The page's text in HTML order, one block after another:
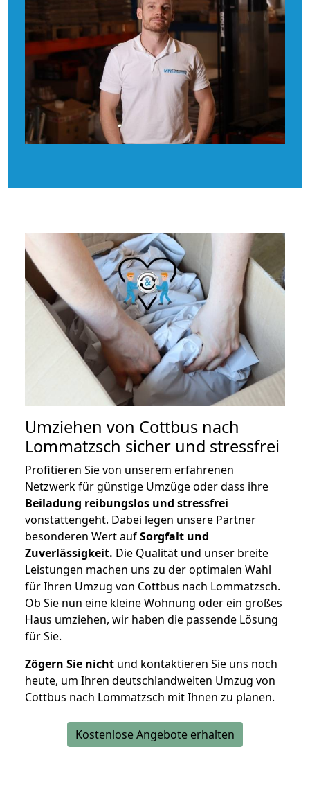
Umziehen von Cottbus nach
Lommatzsch sicher und stressfrei
Profitieren Sie von unserem erfahrenen
Netzwerk für günstige Umzüge oder dass ihre
Beiladung reibungslos und stressfrei
vonstattengeht. Dabei legen unsere Partner
besonderen Wert aufSorgfalt und
Zuverlässigkeit. Die Qualität und unser breite
Leistungen machen uns zu der optimalen Wahl
für Ihren Umzug von Cottbus nach Lommatzsch.
Ob Sie nun eine kleine Wohnung oder ein großes
Haus umziehen, wir haben die passende Lösung
für Sie.
Zögern Sie nicht und kontaktieren Sie uns noch
heute, um Ihren deutschlandweiten Umzug von
Cottbus nach Lommatzsch mit Ihnen zu planen.
Kostenlose Angebote erhalten